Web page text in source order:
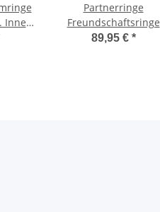
Innen
Partnerringe
Freundschaftsringe
Tungstenringe für
89,95 € *